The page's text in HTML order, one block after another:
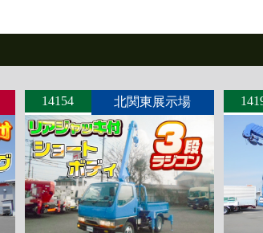
14154 北関東展示場